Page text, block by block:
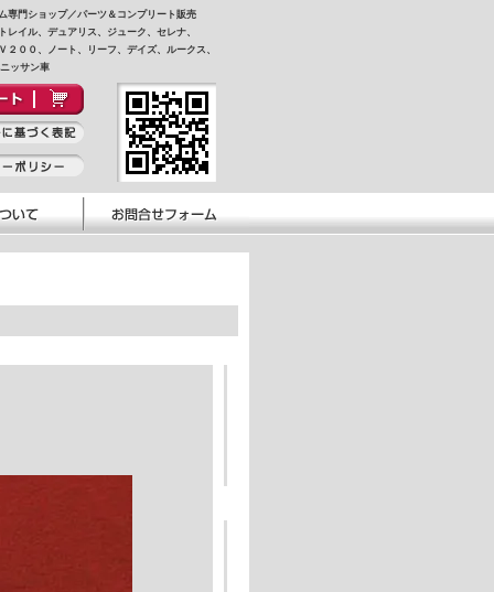
専門ショップ／パーツ＆コンプリート販売
レイル、デュアリス、ジューク、セレナ、
２００、ノート、リーフ、デイズ、ルークス、
ッサン車